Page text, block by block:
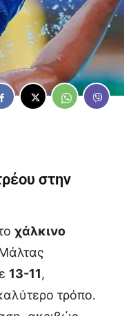
στην
χάλκινο
13-11,
τρόπο.